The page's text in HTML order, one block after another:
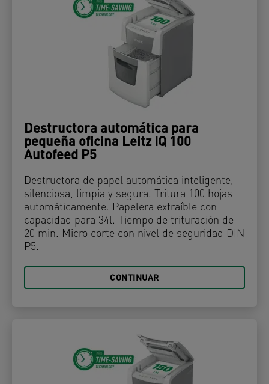
Destructora automática para
pequeña oficina Leitz IQ 100
Autofeed P5
Destructora de papel automática inteligente,
silenciosa, limpia y segura. Tritura 100 hojas
automáticamente. Papelera extraíble con
capacidad para 34l. Tiempo de trituración de
20 min. Micro corte con nivel de seguridad DIN
P5.
CONTINUAR